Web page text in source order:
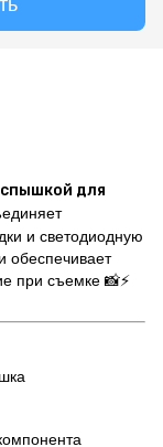
для
и светодиодную
обеспечивает
при съемке 📸⚡